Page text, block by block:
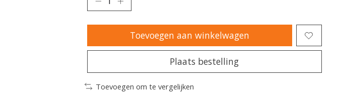
Toevoegen aan winkelwagen
Plaats bestelling
Toevoegen om te vergelijken